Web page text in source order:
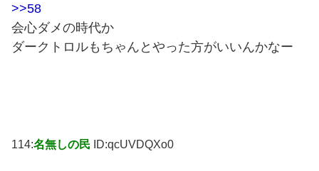
>>58
会心ダメの時代か
ダークトロルもちゃんとやった方がいいんかなー
114:名無しの民 ID:qcUVDQXo0